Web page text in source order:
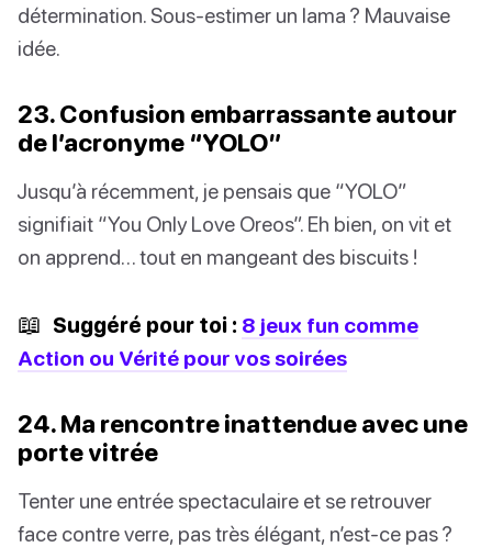
détermination. Sous-estimer un lama ? Mauvaise
idée.
23. Confusion embarrassante autour
de l’acronyme “YOLO”
Jusqu’à récemment, je pensais que “YOLO”
signifiait “You Only Love Oreos”. Eh bien, on vit et
on apprend… tout en mangeant des biscuits !
📖 Suggéré pour toi : 8 jeux fun comme
Action ou Vérité pour vos soirées
24. Ma rencontre inattendue avec une
porte vitrée
Tenter une entrée spectaculaire et se retrouver
face contre verre, pas très élégant, n’est-ce pas ?